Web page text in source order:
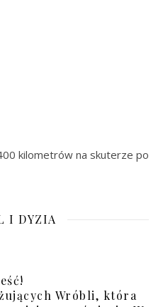
kilometrów na skuterze po
I DYZIA
Wróbli, która